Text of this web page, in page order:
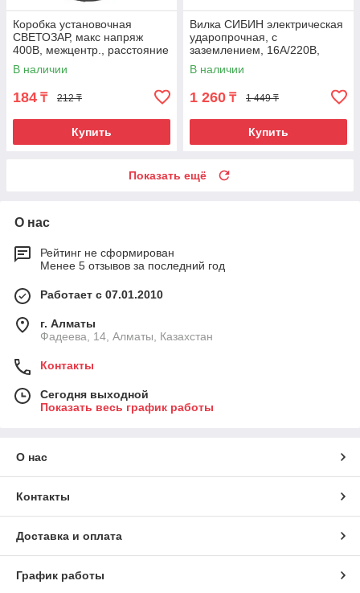
Коробка установочная
СВЕТОЗАР, макс напряж
400В, межцентр., расстояние
71мм, 68х40мм, круглая
В наличии
184 ₸ 212 ₸
Купить
Вилка СИБИН электрическая
ударопрочная, с
заземлением, 16А/220В,
черная
В наличии
1 260 ₸ 1 449 ₸
Купить
Показать ещё
О нас
Рейтинг не сформирован
Менее 5 отзывов за последний год
Работает с 07.01.2010
г. Алматы
Фадеева, 14, Алматы, Казахстан
Контакты
Сегодня выходной
Показать весь график работы
О нас
Контакты
Доставка и оплата
График работы